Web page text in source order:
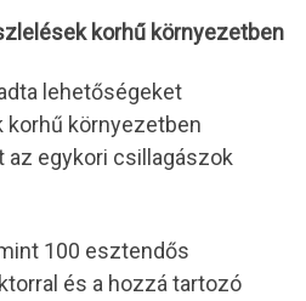
korhű környezetben
lehetőségeket
korhű környezetben
egykori csillagászok
100 esztendős
és a hozzá tartozó